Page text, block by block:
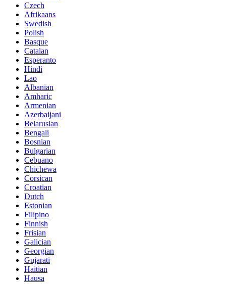
Czech
Afrikaans
Swedish
Polish
Basque
Catalan
Esperanto
Hindi
Lao
Albanian
Amharic
Armenian
Azerbaijani
Belarusian
Bengali
Bosnian
Bulgarian
Cebuano
Chichewa
Corsican
Croatian
Dutch
Estonian
Filipino
Finnish
Frisian
Galician
Georgian
Gujarati
Haitian
Hausa